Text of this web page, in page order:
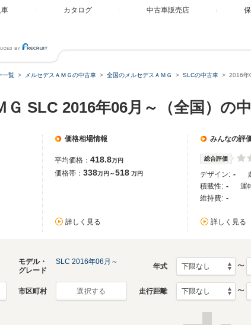
車 カタログ 中古車販売店
一覧 メルセデスＡＭＧの中古車 全国のメルセデスＡＭＧ SLCの中古車 2016年
Ｇ SLC 2016年06月～（全国）の
価格相場情報
平均価格： 418.8万円
価格帯： 338万円～518 万円
詳しく見る
みんなの評
総合評価
デザイン: -
積載性: - 運
維持費: -
詳しく見る
モデル・
グレード
SLC 2016年06月～
年式 〜
市区町村 選択する 走行距離 〜